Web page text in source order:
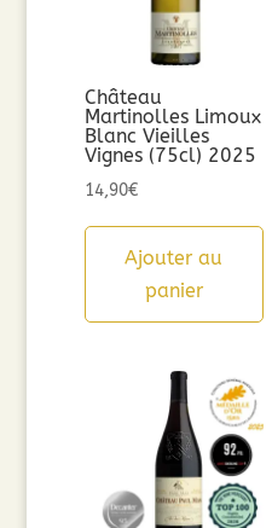
Château
Martinolles Limoux
Blanc Vieilles
Vignes (75cl) 2025
14,90€
Ajouter au
panier